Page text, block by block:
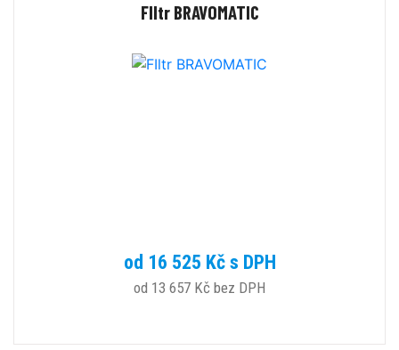
FIltr BRAVOMATIC
od 16 525 Kč s DPH
od 13 657 Kč bez DPH